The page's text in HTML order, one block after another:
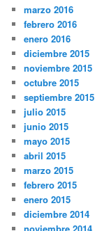
marzo 2016
febrero 2016
enero 2016
diciembre 2015
noviembre 2015
octubre 2015
septiembre 2015
julio 2015
junio 2015
mayo 2015
abril 2015
marzo 2015
febrero 2015
enero 2015
diciembre 2014
noviembre 2014